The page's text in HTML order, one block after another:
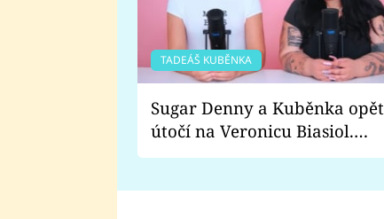
TADEÁŠ KUBĚNKA
Sugar Denny a Kuběnka opět
útočí na Veronicu Biasiol.
Proč je podle nich falešná a